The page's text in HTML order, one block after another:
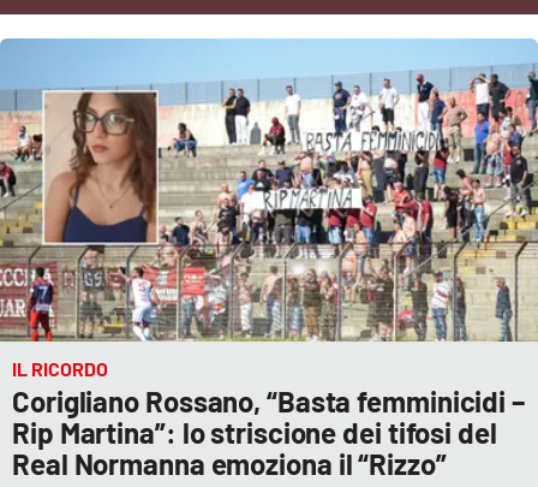
Economia e Lavoro
Politica
Sanità
Società
Sport
RUBRICHE
IL RICORDO
Corigliano Rossano, “Basta femminicidi –
Rip Martina”: lo striscione dei tifosi del
Real Normanna emoziona il “Rizzo”